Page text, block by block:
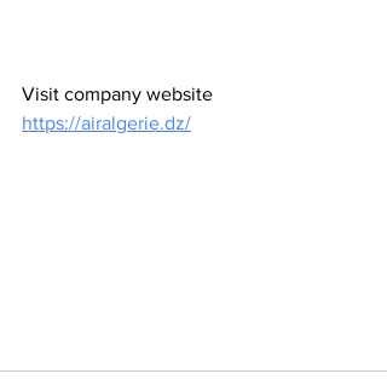
Visit company website
https://airalgerie.dz/